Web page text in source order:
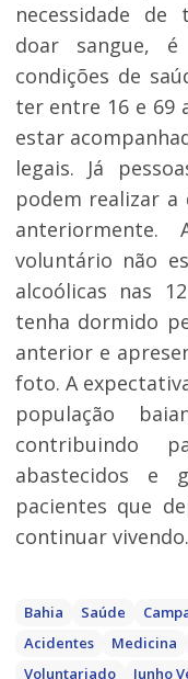
necessidade de
doar sangue,
condições de
ter entre 16 e 69
estar
legais. Já
podem realizar a
voluntário não
alcoólicas nas
tenha dormido
anterior e
foto. A
população
contribuindo
abastecidos e
pacientes que
continuar vivendo.
Bahia Saúde
Acidentes
Medicina
Voluntariado
Junho